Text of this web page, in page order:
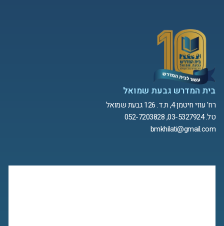
בית המדרש גבעת שמואל
רח' עוזי חיטמן 4, ת.ד. 126 גבעת שמואל
טל. 03-5327924, 052-7203828
bmkhilati@gmail.com